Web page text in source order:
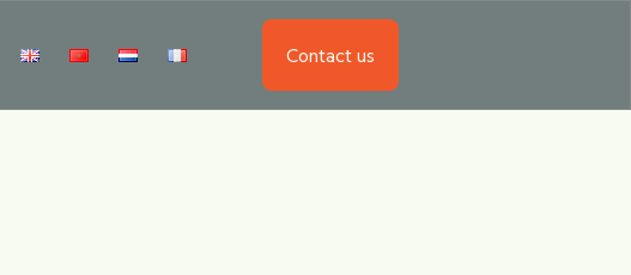
Contact us